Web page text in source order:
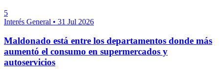
5
Interés General • 31 Jul 2026
Maldonado está entre los departamentos donde más
aumentó el consumo en supermercados y
autoservicios